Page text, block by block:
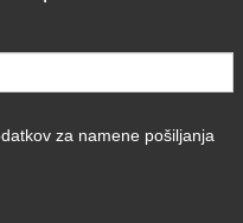
za namene pošiljanja